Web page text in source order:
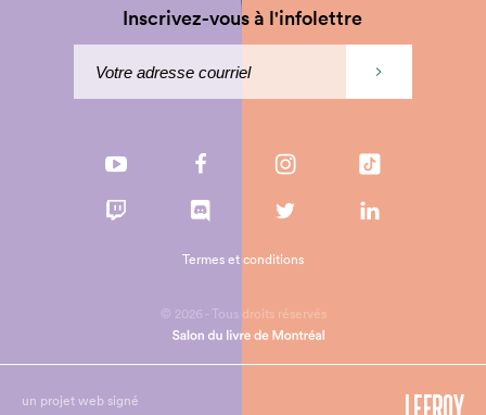
Inscrivez-vous à l'infolettre
© 2026 - Tous droits réservés
Termes et conditions
un projet web signé